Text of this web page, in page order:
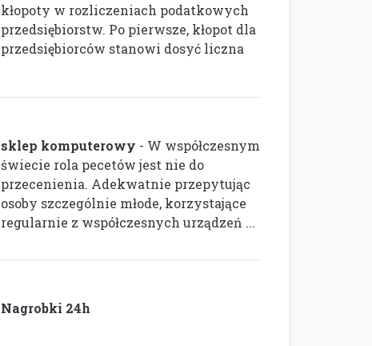
kłopoty w rozliczeniach podatkowych
przedsiębiorstw. Po pierwsze, kłopot dla
przedsiębiorców stanowi dosyć liczna
sklep komputerowy - W współczesnym
świecie rola pecetów jest nie do
przecenienia. Adekwatnie przepytując
osoby szczególnie młode, korzystające
regularnie z współczesnych urządzeń ...
Nagrobki 24h